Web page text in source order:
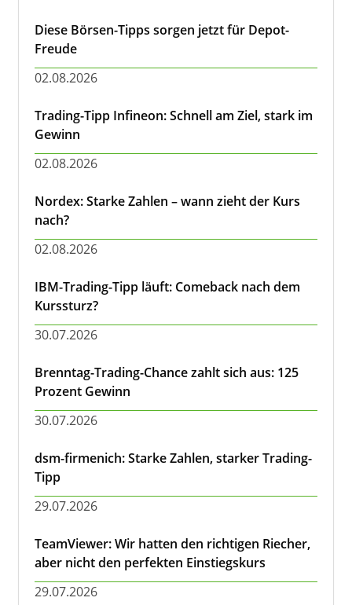
Diese Börsen-Tipps sorgen jetzt für Depot-
Freude
02.08.2026
Trading-Tipp Infineon: Schnell am Ziel, stark im
Gewinn
02.08.2026
Nordex: Starke Zahlen – wann zieht der Kurs
nach?
02.08.2026
IBM-Trading-Tipp läuft: Comeback nach dem
Kurssturz?
30.07.2026
Brenntag-Trading-Chance zahlt sich aus: 125
Prozent Gewinn
30.07.2026
dsm-firmenich: Starke Zahlen, starker Trading-
Tipp
29.07.2026
TeamViewer: Wir hatten den richtigen Riecher,
aber nicht den perfekten Einstiegskurs
29.07.2026